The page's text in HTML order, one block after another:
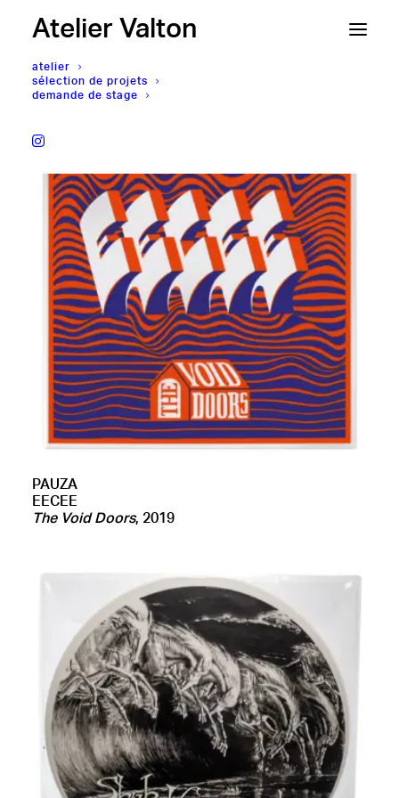
Atelier Valton
atelier
sélection de projets
demande de stage
PAUZA
EECEE
The Void Doors, 2019